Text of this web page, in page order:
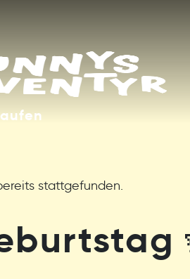
stattgefunden.